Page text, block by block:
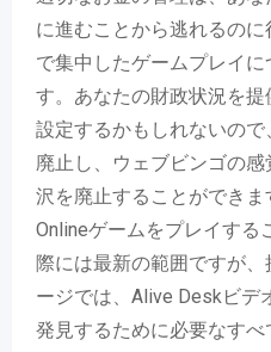
に進むことから逃れるの
で集中したゲームプレイ
す。あなたの財政状況を
設定するかもしれないの
廃止し、ウェブビンゴの
沢を廃止することができま
Onlineゲームをプレイする
際には最新の範囲ですが
ージでは、Alive Deskビデ
発見するために必要なす